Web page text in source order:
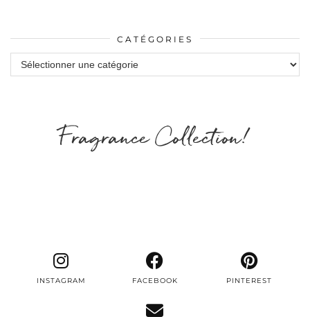
CATÉGORIES
Catégories
Fragrance Collection!
INSTAGRAM FACEBOOK PINTEREST